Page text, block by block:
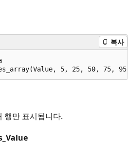
복사
행만 표시됩니다.